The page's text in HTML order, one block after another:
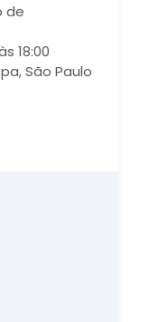
de
18:00
São Paulo